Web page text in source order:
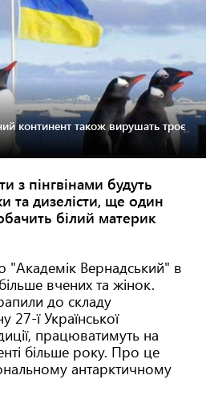
континент також вирушать троє
з пінгвінами будуть
та дизелісти, ще один
білий материк
"Академік Вернадський" в
вчених та жінок.
до складу
27-ї Української
працюватимуть на
більше року. Про це
антарктичному